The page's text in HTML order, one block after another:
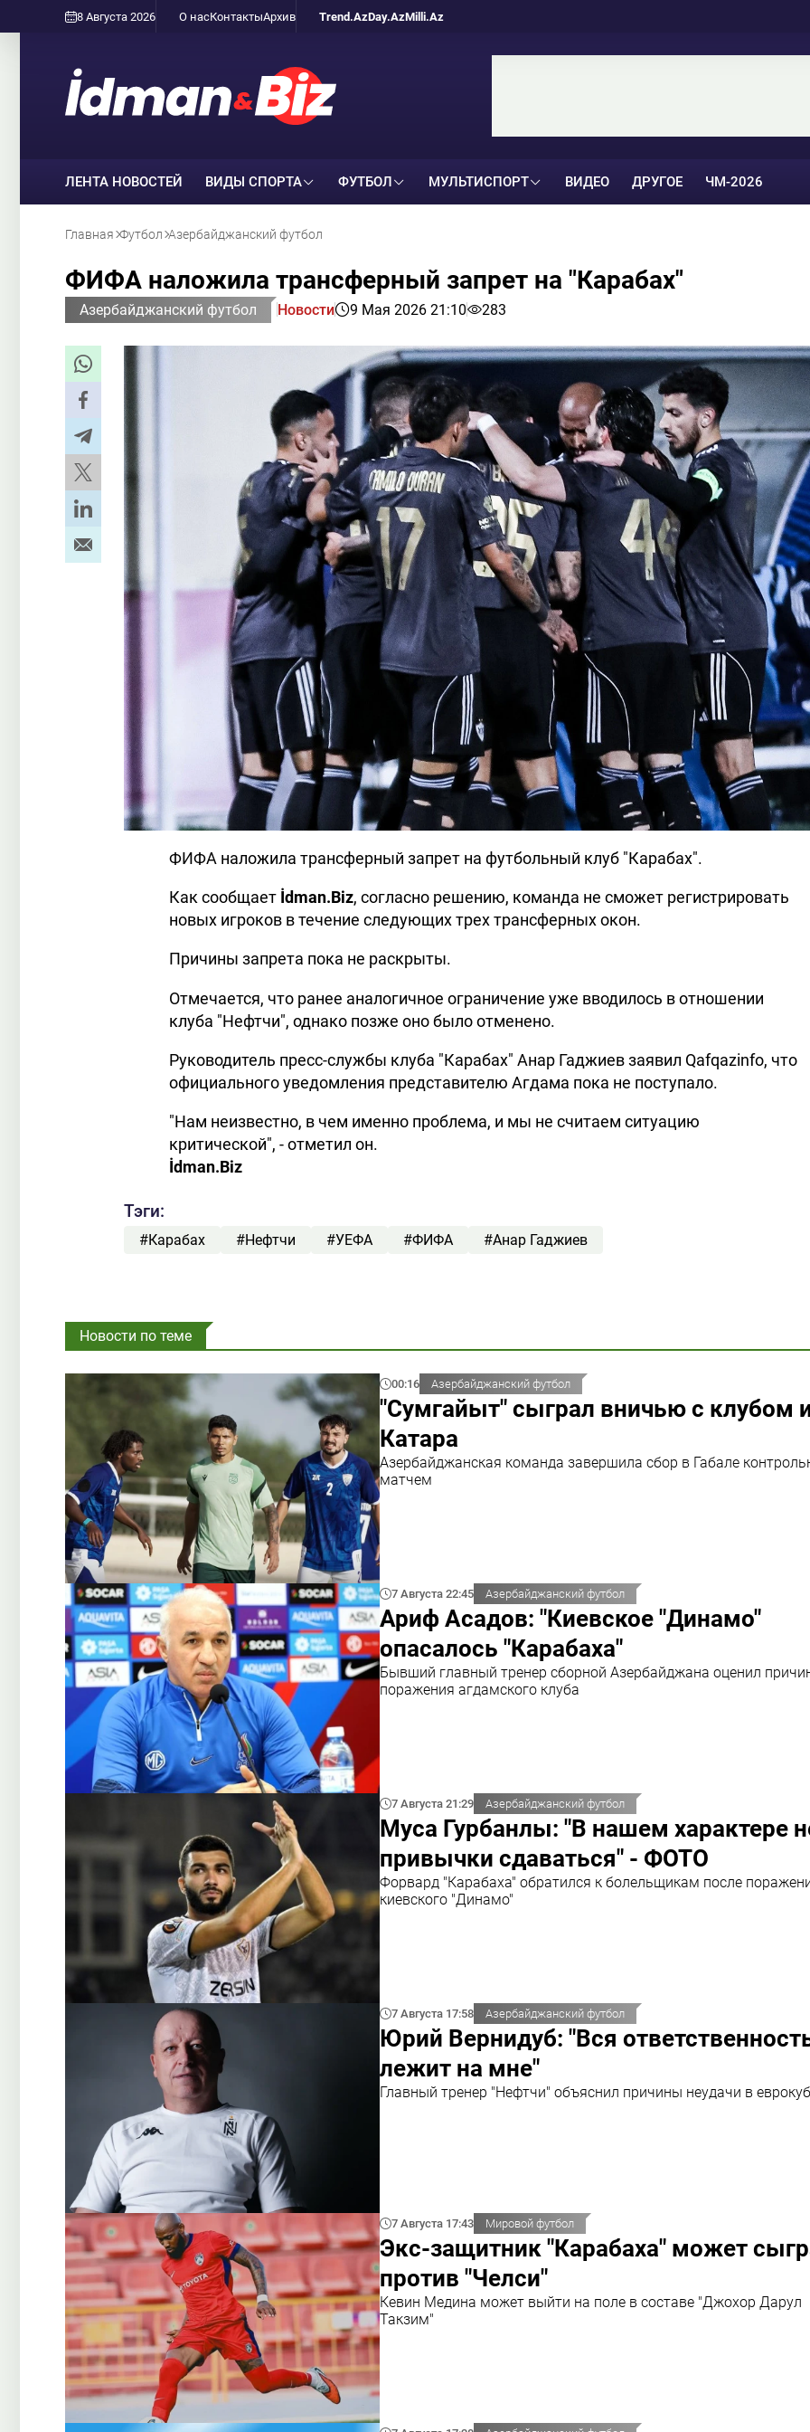
8 Августа 2026 О насКонтактыАрхив Trend.AzDay.AzMilli.Az
ЛЕНТА НОВОСТЕЙ ВИДЫ СПОРТА ФУТБОЛ МУЛЬТИСПОРТ ВИДЕО ДРУГОЕ ЧМ-2026
Главная Футбол Азербайджанский футбол
ФИФА наложила трансферный запрет на "Карабах"
Азербайджанский футбол Новости 9 Мая 2026 21:10 283
ФИФА наложила трансферный запрет на футбольный клуб "Карабах".
Как сообщает İdman.Biz, согласно решению, команда не сможет регистрировать
новых игроков в течение следующих трех трансферных окон.
Причины запрета пока не раскрыты.
Отмечается, что ранее аналогичное ограничение уже вводилось в отношении
клуба "Нефтчи", однако позже оно было отменено.
Руководитель пресс-службы клуба "Карабах" Анар Гаджиев заявил Qafqazinfo, что
официального уведомления представителю Агдама пока не поступало.
"Нам неизвестно, в чем именно проблема, и мы не считаем ситуацию
критической", - отметил он.
İdman.Biz
Тэги:
#Карабах #Нефтчи #УЕФА #ФИФА #Анар Гаджиев
Новости по теме
00:16 Азербайджанский футбол
"Сумгайыт" сыграл вничью с клубом
Катара
Азербайджанская команда завершила сбор в Габале
матчем
7 Августа 22:45 Азербайджанский футбол
Ариф Асадов: "Киевское "Динамо"
опасалось "Карабаха"
Бывший главный тренер сборной Азербайджана оценил
поражения агдамского клуба
7 Августа 21:29 Азербайджанский футбол
Муса Гурбанлы: "В нашем характере
привычки сдаваться" - ФОТО
Форвард "Карабаха" обратился к болельщикам после
киевского "Динамо"
7 Августа 17:58 Азербайджанский футбол
Юрий Вернидуб: "Вся
лежит на мне"
Главный тренер "Нефтчи" объяснил причины неудачи в
7 Августа 17:43 Мировой футбол
Экс-защитник "Карабаха" может
против "Челси"
Кевин Медина может выйти на поле в составе "Джохор Дарул
Такзим"